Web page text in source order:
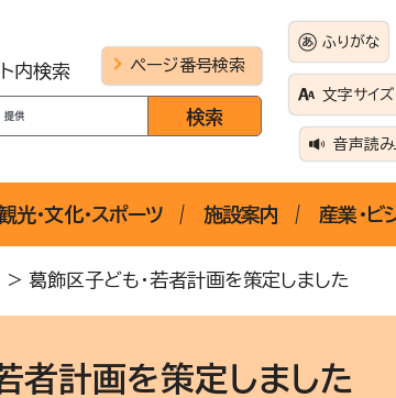
内検索 ページ番号検索
ふりがな
文字サイ
音声読
光・文化・スポーツ 施設案内 産業・ビ
> 葛飾区子ども・若者計画を策定しました
者計画を策定しました